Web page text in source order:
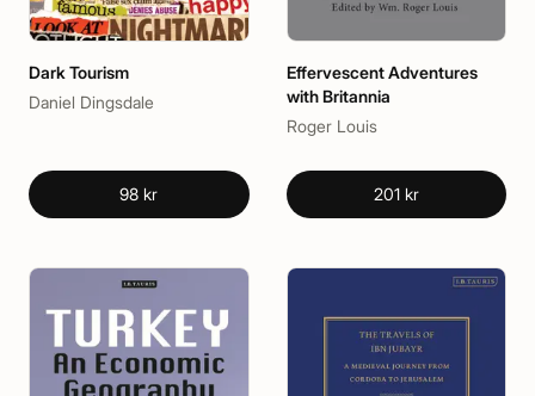
Dark Tourism
Daniel Dingsdale
98 kr
Effervescent Adventures
with Britannia
Roger Louis
201 kr